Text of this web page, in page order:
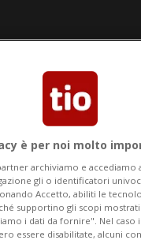
e il Maggiore
è per noi molto
archiviamo e accediamo
gli o identificatori
Accetto, abiliti le
supportino gli scopi
i dati da fornire". Nel caso
essere disabilitate, alcuni